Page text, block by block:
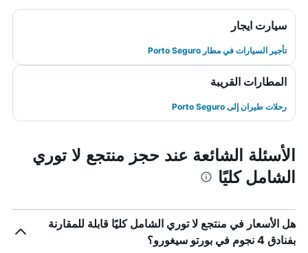
سيارت ايجار
تأجير السيارات في مطار Porto Seguro
المطارات القريبة
رحلات طيران إلى Porto Seguro
الأسئلة الشائعة عند حجز منتجع لا توري
الشامل كليًا
هل الأسعار في منتجع لا توري الشامل كليًا قابلة للمقارنة
بفنادق 4 نجوم في بورتو سيغورو؟